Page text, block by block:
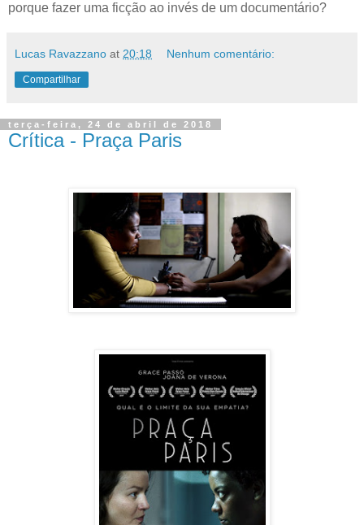
porque fazer uma ficção ao invés de um documentário?
Lucas Ravazzano at 20:18 Nenhum comentário:
Compartilhar
terça-feira, 24 de abril de 2018
Crítica - Praça Paris